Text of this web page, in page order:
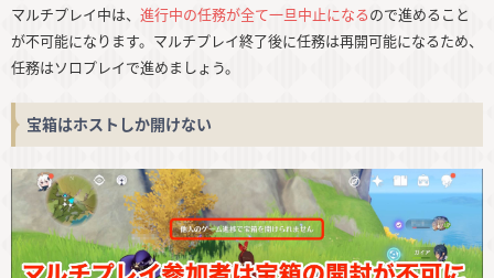
マルチプレイ中は、 進行中の任務が全て一旦中止になるので進めること
が不可能になります。マルチプレイ終了後に任務は再開可能になるため、
任務はソロプレイで進めましょう。
宝箱はホストしか開けない